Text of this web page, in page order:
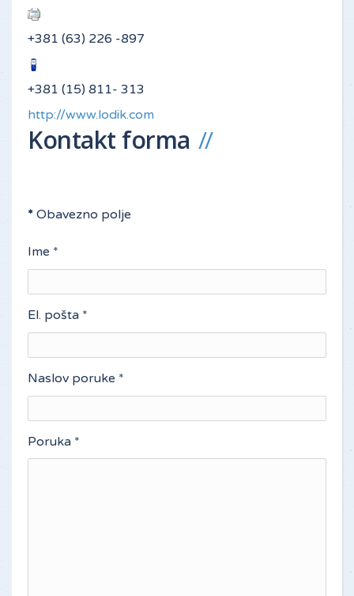
+381 (63) 226 -897
+381 (15) 811- 313
http://www.lodik.com
Kontakt forma
* Obavezno polje
Ime *
El. pošta *
Naslov poruke *
Poruka *